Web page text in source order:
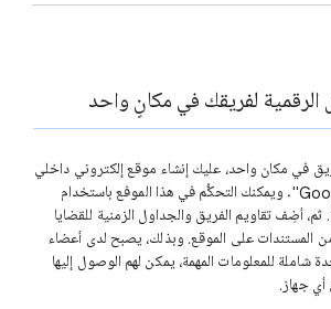
الرقمية لفريقك في مكانٍ واحد
في مكان واحد، عليك إنشاء موقع إلكتروني داخلي
على "مواقع Google". ويمكنك التحكُّم في هذا الموفع باستخدام
ثم، أضِف تقاويم الفريق والجداول الزمنية للقضايا
المستندات على الموقع. وبذلك، يصبح لدى أعضاء
شاملة للمعلومات المهمة، يمكن لهم الوصول إليها
جهاز.